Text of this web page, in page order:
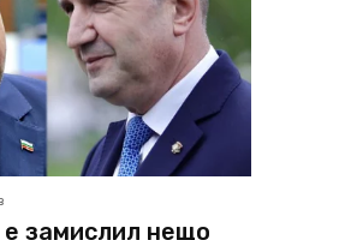
замислил нещо